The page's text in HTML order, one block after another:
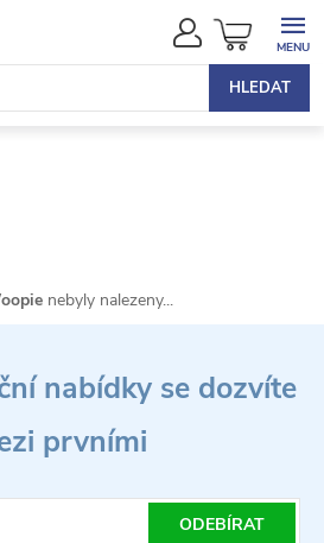
HLEDAT
NÁKUPNÍ
KOŠÍK
nebyly nalezeny...
nabídky se dozvíte
prvními
ODEBÍRAT